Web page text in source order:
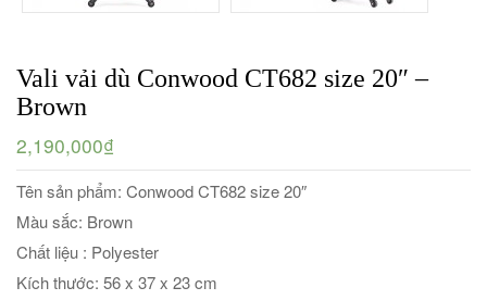
Vali vải dù Conwood CT682 size 20″ –
Brown
2,190,000₫
Tên sản phẩm: Conwood CT682 size 20″
Màu sắc: Brown
Chất liệu : Polyester
Kích thước: 56 x 37 x 23 cm